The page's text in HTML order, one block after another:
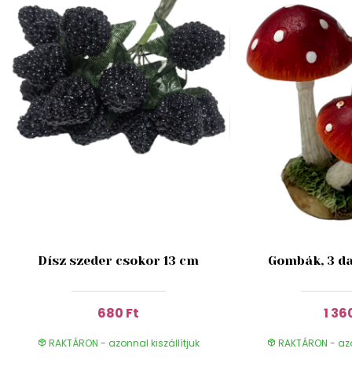
Dísz szeder csokor 13 cm
680 Ft
RAKTÁRON - azonnal kiszállítjuk
Gombák, 3
1
RAKTÁRON -